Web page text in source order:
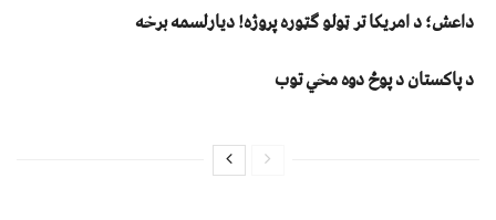
داعش؛ د امریکا تر ټولو ګټوره پروژه! دیارلسمه برخه
د پاکستان د پوځ دوه مخي توب